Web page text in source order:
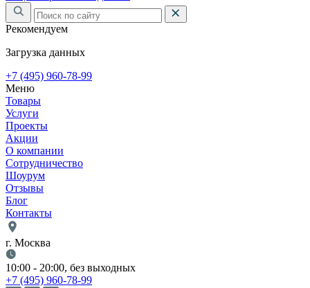
Рекомендуем
Загрузка данных
+7 (495) 960-78-99
Меню
Товары
Услуги
Проекты
Акции
О компании
Сотрудничество
Шоурум
Отзывы
Блог
Контакты
г. Москва
10:00 - 20:00, без выходных
+7 (495) 960-78-99